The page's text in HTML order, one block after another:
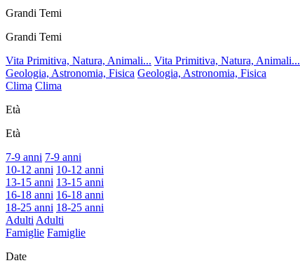
Grandi Temi
Grandi Temi
Vita Primitiva, Natura, Animali... Vita Primitiva, Natura, Animali...
Geologia, Astronomia, Fisica Geologia, Astronomia, Fisica
Clima Clima
Età
Età
7-9 anni 7-9 anni
10-12 anni 10-12 anni
13-15 anni 13-15 anni
16-18 anni 16-18 anni
18-25 anni 18-25 anni
Adulti Adulti
Famiglie Famiglie
Date